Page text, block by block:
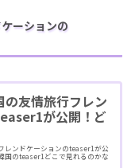
ーションの
の友情旅行フレン
が公開！ど
レンドケーションのteaser1が公
国のteaser1どこで見れるのかな